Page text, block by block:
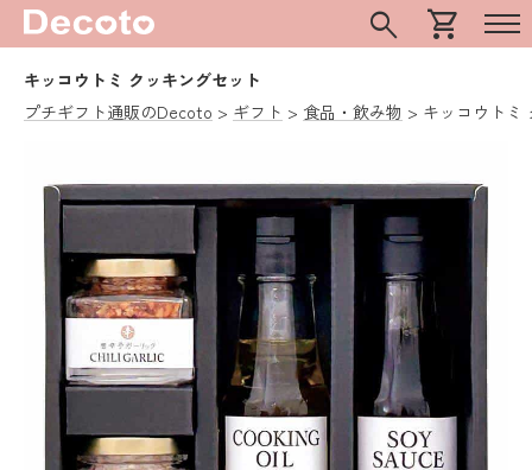
search shopping_cart
キッコウトミ クッキングセット
プチギフト通販のDecoto
ギフト 食品・飲み物 キッコウトミ